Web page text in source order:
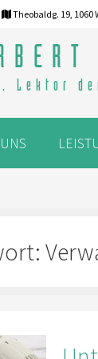
Theobaldg. 19, 1060
Lektor